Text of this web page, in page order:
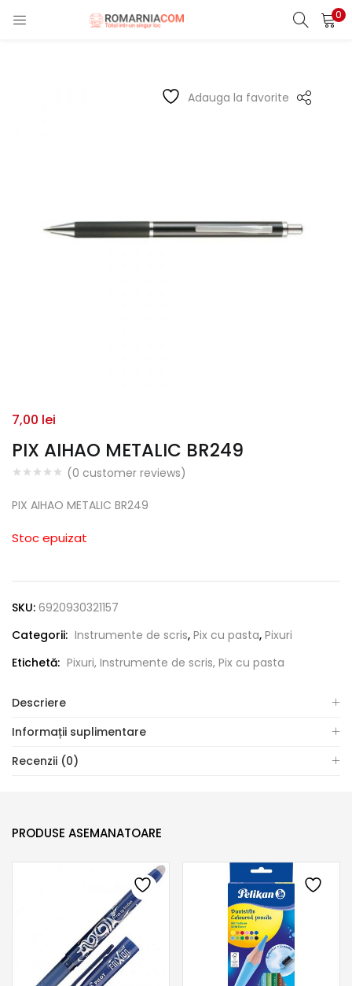
0
LOGIN REGISTER
Adauga la favorite
PIX AIHAO METALIC BR249
(0 customer reviews)
7,00 lei
PIX AIHAO METALIC BR249
Stoc epuizat
SKU: 6920930321157
Categorii: Instrumente de scris, Pix cu pasta, Pixuri
Etichetă: Pixuri, Instrumente de scris, Pix cu pasta
Descriere
Informații suplimentare
Recenzii (0)
PRODUSE ASEMANATOARE